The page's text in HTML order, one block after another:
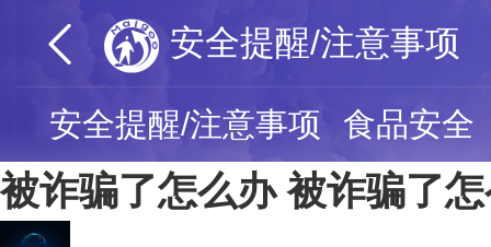
安全提醒/注意事项
安全提醒/注意事项 食品安全
被诈骗了怎么办 被诈骗了